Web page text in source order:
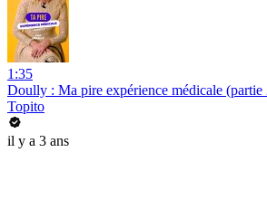
1:35
Doully : Ma pire expérience médicale (partie
Topito
il y a 3 ans